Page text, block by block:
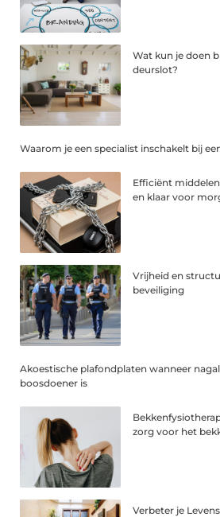
Wat kun je doen
deurslot?
Waarom je een specialist inschakelt bij
Efficiënt
en klaar voor
Vrijheid en
beveiliging
Akoestische plafondplaten wanneer
boosdoener is
zorg voor het
Verbeter je